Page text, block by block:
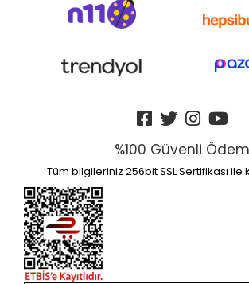
%100 Güvenli
Tüm bilgileriniz 256bit SSL Sertifikası ile